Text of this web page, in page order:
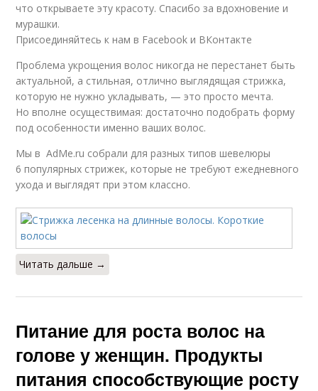
что открываете эту красоту. Спасибо за вдохновение и
мурашки.
Присоединяйтесь к нам в Facebook и ВКонтакте
Проблема укрощения волос никогда не перестанет быть
актуальной, а стильная, отлично выглядящая стрижка,
которую не нужно укладывать, — это просто мечта.
Но вполне осуществимая: достаточно подобрать форму
под особенности именно ваших волос.
Мы в AdMe.ru собрали для разных типов шевелюры
6 популярных стрижек, которые не требуют ежедневного
ухода и выглядят при этом классно.
Читать дальше →
Питание для роста волос на
голове у женщин. Продукты
питания способствующие росту